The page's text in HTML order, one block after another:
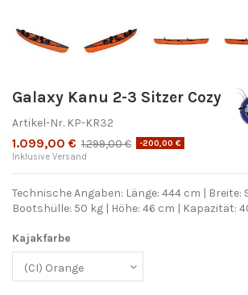
Galaxy Kanu 2-3 Sitzer Cozy
Artikel-Nr. KP-KR32
1.099,00 € 1.299,00 €
-200,00 €
Inklusive Versand
Technische Angaben: Länge: 444 cm | Breite:
Bootshülle: 50 kg | Höhe: 46 cm | Kapazität:
Kajakfarbe